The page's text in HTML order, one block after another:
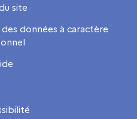
site
données à caractère